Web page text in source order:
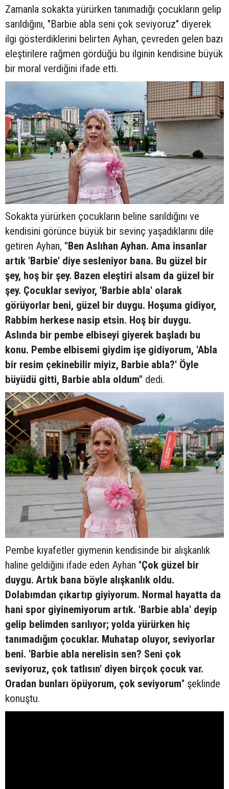
Zamanla sokakta yürürken tanımadığı çocukların gelip
sarıldığını, "Barbie abla seni çok seviyoruz" diyerek
ilgi gösterdiklerini belirten Ayhan, çevreden gelen bazı
eleştirilere rağmen gördüğü bu ilginin kendisine büyük
bir moral verdiğini ifade etti.
Sokakta yürürken çocukların beline sarıldığını ve
kendisini görünce büyük bir sevinç yaşadıklarını dile
getiren Ayhan, "Ben Aslıhan Ayhan. Ama insanlar
artık 'Barbie' diye sesleniyor bana. Bu güzel bir
şey, hoş bir şey. Bazen eleştiri alsam da güzel bir
şey. Çocuklar seviyor, 'Barbie abla' olarak
görüyorlar beni, güzel bir duygu. Hoşuma gidiyor,
Rabbim herkese nasip etsin. Hoş bir duygu.
Aslında bir pembe elbiseyi giyerek başladı bu
konu. Pembe elbisemi giydim işe gidiyorum, 'Abla
bir resim çekinebilir miyiz, Barbie abla?' Öyle
büyüdü gitti, Barbie abla oldum" dedi.
Pembe kıyafetler giymenin kendisinde bir alışkanlık
haline geldiğini ifade eden Ayhan "Çok güzel bir
duygu. Artık bana böyle alışkanlık oldu.
Dolabımdan çıkartıp giyiyorum. Normal hayatta da
hani spor giyinemiyorum artık. 'Barbie abla' deyip
gelip belimden sarılıyor; yolda yürürken hiç
tanımadığım çocuklar. Muhatap oluyor, seviyorlar
beni. 'Barbie abla nerelisin sen? Seni çok
seviyoruz, çok tatlısın' diyen birçok çocuk var.
Oradan bunları öpüyorum, çok seviyorum" şeklinde
konuştu.